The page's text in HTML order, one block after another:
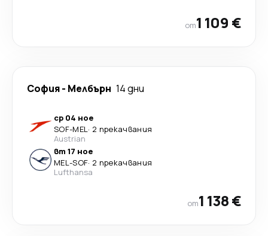
от1 109 €
София- Мелбърн 14 дни
ср 04 ное
SOF-MEL· 2 прекачвания
Austrian
вт 17 ное
MEL-SOF· 2 прекачвания
Lufthansa
от1 138 €